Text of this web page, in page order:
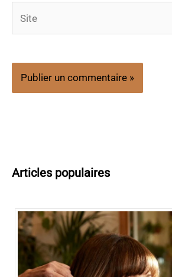
Articles populaires